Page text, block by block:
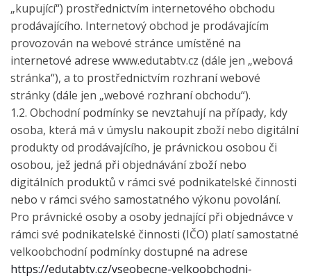
„kupující“) prostřednictvím internetového obchodu
prodávajícího. Internetový obchod je prodávajícím
provozován na webové stránce umístěné na
internetové adrese www.edutabtv.cz (dále jen „webová
stránka“), a to prostřednictvím rozhraní webové
stránky (dále jen „webové rozhraní obchodu“).
1.2. Obchodní podmínky se nevztahují na případy, kdy
osoba, která má v úmyslu nakoupit zboží nebo digitální
produkty od prodávajícího, je právnickou osobou či
osobou, jež jedná při objednávání zboží nebo
digitálních produktů v rámci své podnikatelské činnosti
nebo v rámci svého samostatného výkonu povolání.
Pro právnické osoby a osoby jednající při objednávce v
rámci své podnikatelské činnosti (IČO) platí samostatné
velkoobchodní podmínky dostupné na adrese
https://edutabtv.cz/vseobecne-velkoobchodni-